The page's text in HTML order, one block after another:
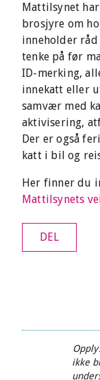
Mattilsynet
brosjyre om
inneholder
tenke på før
ID-merking,
innekatt eller
samvær med
aktivisering,
Der er også
katt i bil og
Her finner du
Mattilsynets
DEL
ikke